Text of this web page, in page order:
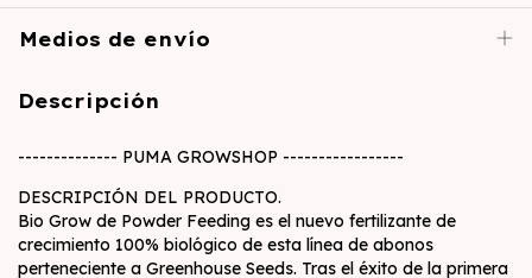
Medios de envío
Descripción
-------------- PUMA GROWSHOP -----------------
DESCRIPCIÓN DEL PRODUCTO.
Bio Grow de Powder Feeding es el nuevo fertilizante de
crecimiento 100% biológico de esta línea de abonos
perteneciente a Greenhouse Seeds. Tras el éxito de la primera